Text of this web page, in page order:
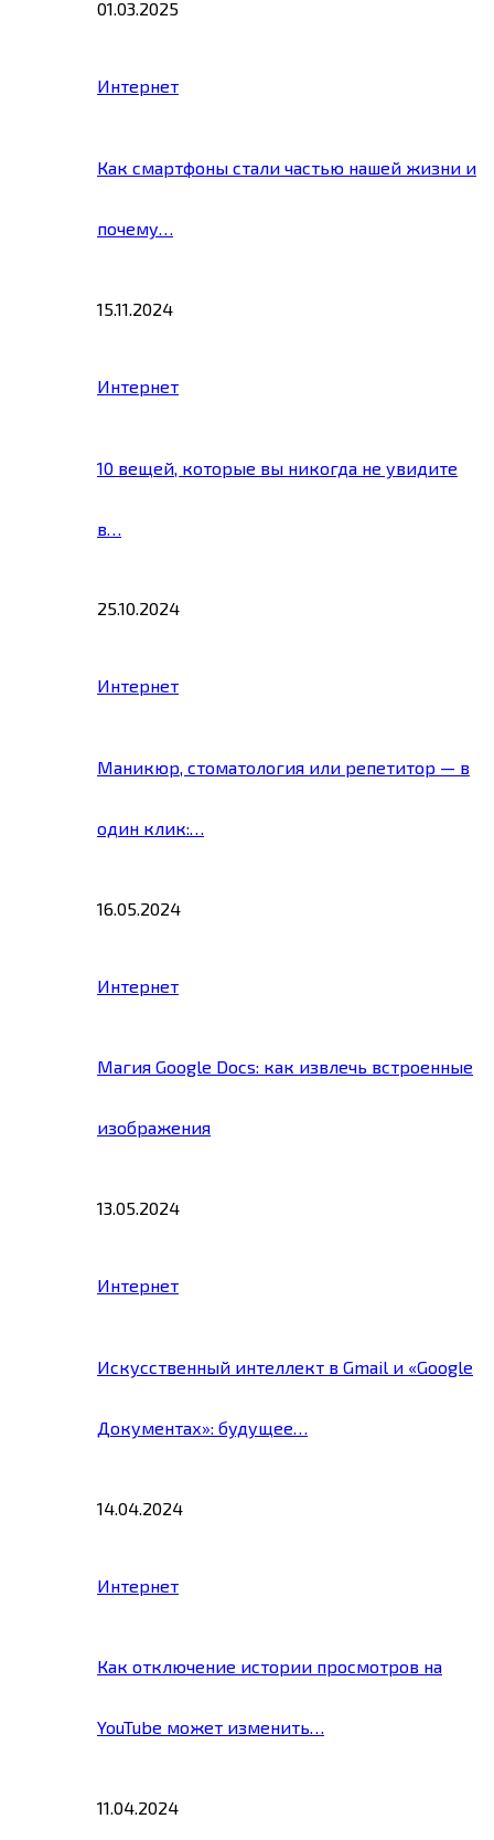
01.03.2025
Интернет
Как смартфоны стали частью нашей жизни и
почему…
15.11.2024
Интернет
10 вещей, которые вы никогда не увидите
в…
25.10.2024
Интернет
Маникюр, стоматология или репетитор — в
один клик:…
16.05.2024
Интернет
Магия Google Docs: как извлечь встроенные
изображения
13.05.2024
Интернет
Искусственный интеллект в Gmail и «Google
Документах»: будущее…
14.04.2024
Интернет
Как отключение истории просмотров на
YouTube может изменить…
11.04.2024